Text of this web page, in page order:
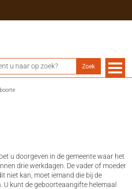
u doorgeven in de gemeente waar het
drie werkdagen. De vader of moeder
niet kan, moet iemand die bij de
U kunt de geboorteaangifte helemaal